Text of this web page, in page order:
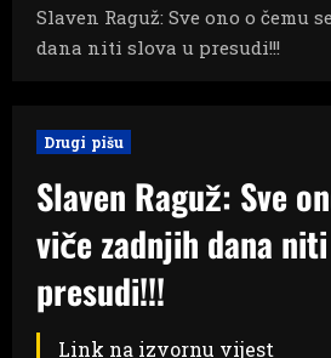
Slaven Raguž: Sve ono o čemu
dana niti slova u presudi!!!
Drugi pišu
Slaven Raguž: Sve
viče zadnjih dana
presudi!!!
Link na izvornu vijest